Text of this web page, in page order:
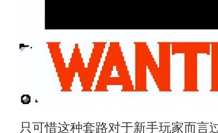
只可惜这种套路对于新手玩家而言